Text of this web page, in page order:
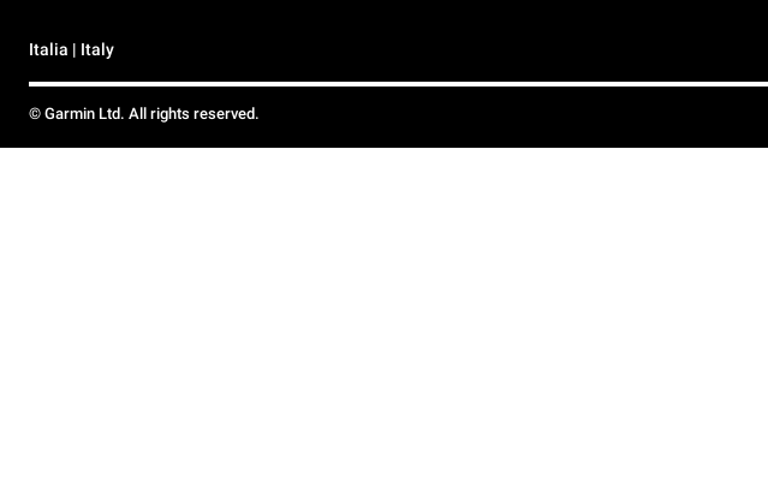
Italia | Italy
© Garmin Ltd. All rights reserved.